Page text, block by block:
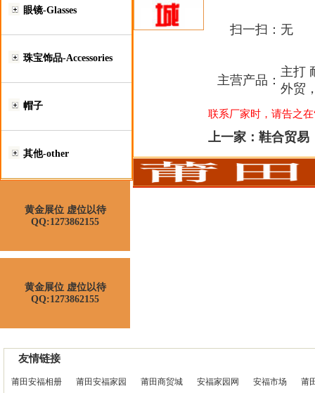
眼镜-Glasses
珠宝饰品-Accessories
帽子
其他-other
黄金展位 虚位以待
QQ:1273862155
黄金展位 虚位以待
QQ:1273862155
扫一扫： 无
主营产品：
主打
外贸
联系厂家时，请告之
上一家： 鞋合贸易
友情链接
莆田安福相册 莆田安福家园 莆田商贸城 安福家园网 安福市场 莆